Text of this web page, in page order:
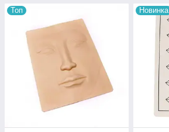
Топ Новинка